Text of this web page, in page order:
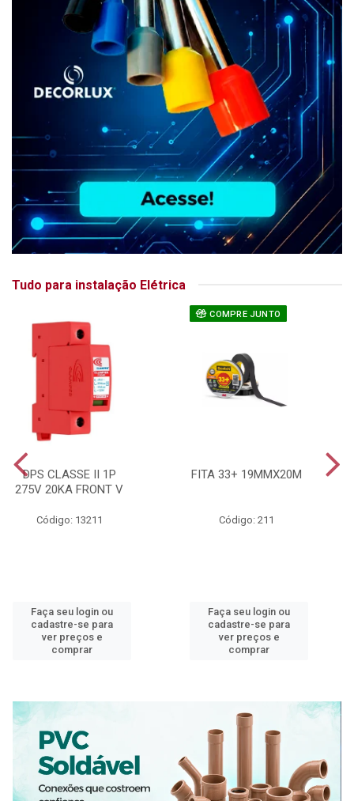
Tudo para instalação Elétrica
DPS CLASSE II 1P
275V 20KA FRONT V
Código: 13211
Faça seu login ou
cadastre-se para
ver preços e
comprar
COMPRE JUNTO
FITA 33+ 19MMX20M
Código: 211
Faça seu login ou
cadastre-se para
ver preços e
comprar